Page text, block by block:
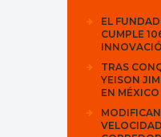
EL
CUMPLE
TRAS
YEISON
EN MÉXICO